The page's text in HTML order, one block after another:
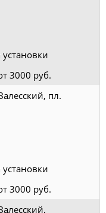
3000 руб.
пл.
3000 руб.